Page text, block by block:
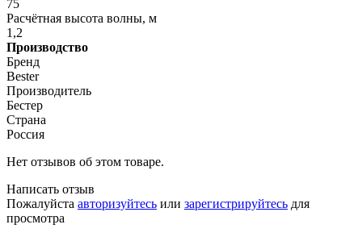
75
Расчётная высота волны, м
1,2
Производство
Бренд
Bester
Производитель
Бестер
Страна
Россия
Нет отзывов об этом товаре.
Написать отзыв
Пожалуйста авторизуйтесь или зарегистрируйтесь для
просмотра